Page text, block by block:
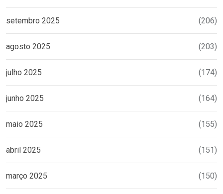
setembro 2025 (206)
agosto 2025 (203)
julho 2025 (174)
junho 2025 (164)
maio 2025 (155)
abril 2025 (151)
março 2025 (150)